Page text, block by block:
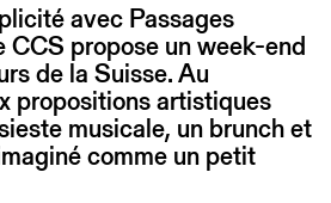
avec Passages
CCS propose un week-end
de la Suisse. Au
propositions artistiques
musicale, un brunch et
comme un petit